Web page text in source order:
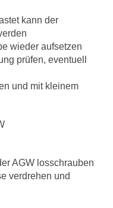
kann der
wieder aufsetzen
prüfen, eventuell
und mit kleinem
AGW losschrauben
verdrehen und